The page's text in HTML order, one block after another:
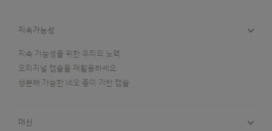
지속가능성
지속 가능성을 위한 우리의 노력
오리지널 캡슐을 재활용하세요
생분해 가능한 네오 종이 기반 캡슐
머신